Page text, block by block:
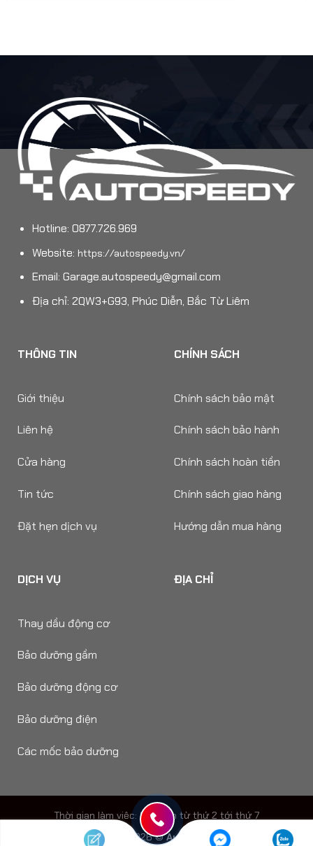
Hotline: 0877.726.969
Website: https://autospeedy.vn/
Email: Garage.autospeedy@gmail.com
Địa chỉ: 2QW3+G93, Phúc Diễn, Bắc Từ Liêm
THÔNG TIN
Giới thiệu
Liên hệ
Cửa hàng
Tin tức
Đặt hẹn dịch vụ
CHÍNH SÁCH
Chính sách bảo mật
Chính sách bảo hành
Chính sách hoàn tiền
Chính sách giao hàng
Hướng dẫn mua hàng
DỊCH VỤ
Thay dầu động cơ
Bảo dưỡng gầm
Bảo dưỡng động cơ
Bảo dưỡng điện
Các mốc bảo dưỡng
ĐỊA CHỈ
Thời gian làm viêc: 8h - 18h từ thứ 2 tới thứ 7
Copyright 2026 ©Auto Speedy